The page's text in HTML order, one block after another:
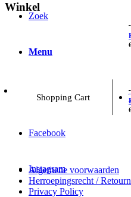
Zoek
Menu
Shopping Cart
Facebook
Instagram
Winkel
Algemene voorwaarden
Herroepingsrecht /
Privacy Policy